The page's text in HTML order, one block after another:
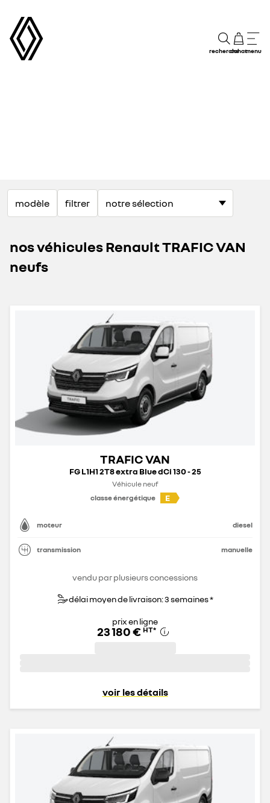
rechercheachatmenu
modèle filtrer
nos véhicules Renault TRAFIC VAN
neufs
TRAFIC VAN
FG L1H1 2T8 extra Blue dCi 130 - 25
Véhicule neuf
classe énergétique
E
moteur diesel
transmission manuelle
vendu par plusieurs concessions
délai moyen de livraison: 3 semaines *
prix en ligne
23 180 € HT*
voir les détails